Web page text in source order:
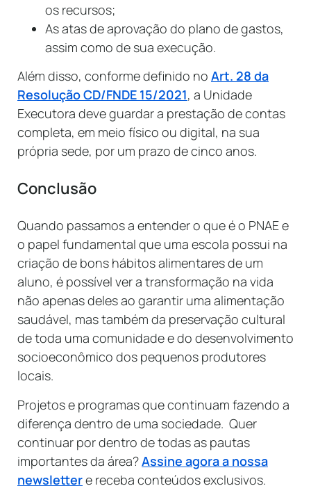
os recursos;
As atas de aprovação do plano de gastos,
assim como de sua execução.
Além disso, conforme definido no Art. 28 da
Resolução CD/FNDE 15/2021, a Unidade
Executora deve guardar a prestação de contas
completa, em meio físico ou digital, na sua
própria sede, por um prazo de cinco anos.
Conclusão
Quando passamos a entender o que é o PNAE e
o papel fundamental que uma escola possui na
criação de bons hábitos alimentares de um
aluno, é possível ver a transformação na vida
não apenas deles ao garantir uma alimentação
saudável, mas também da preservação cultural
de toda uma comunidade e do desenvolvimento
socioeconômico dos pequenos produtores
locais.
Projetos e programas que continuam fazendo a
diferença dentro de uma sociedade. Quer
continuar por dentro de todas as pautas
importantes da área?Assine agora a nossa
newslettere receba conteúdos exclusivos.